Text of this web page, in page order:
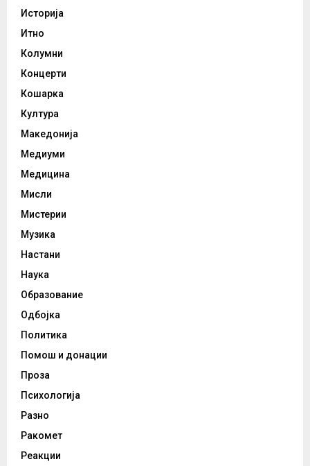
Историја
Итно
Колумни
Концерти
Кошарка
Култура
Македонија
Медиуми
Медицина
Мисли
Мистерии
Музика
Настани
Наука
Образование
Одбојка
Политика
Помош и донации
Проза
Психологија
Разно
Ракомет
Реакции